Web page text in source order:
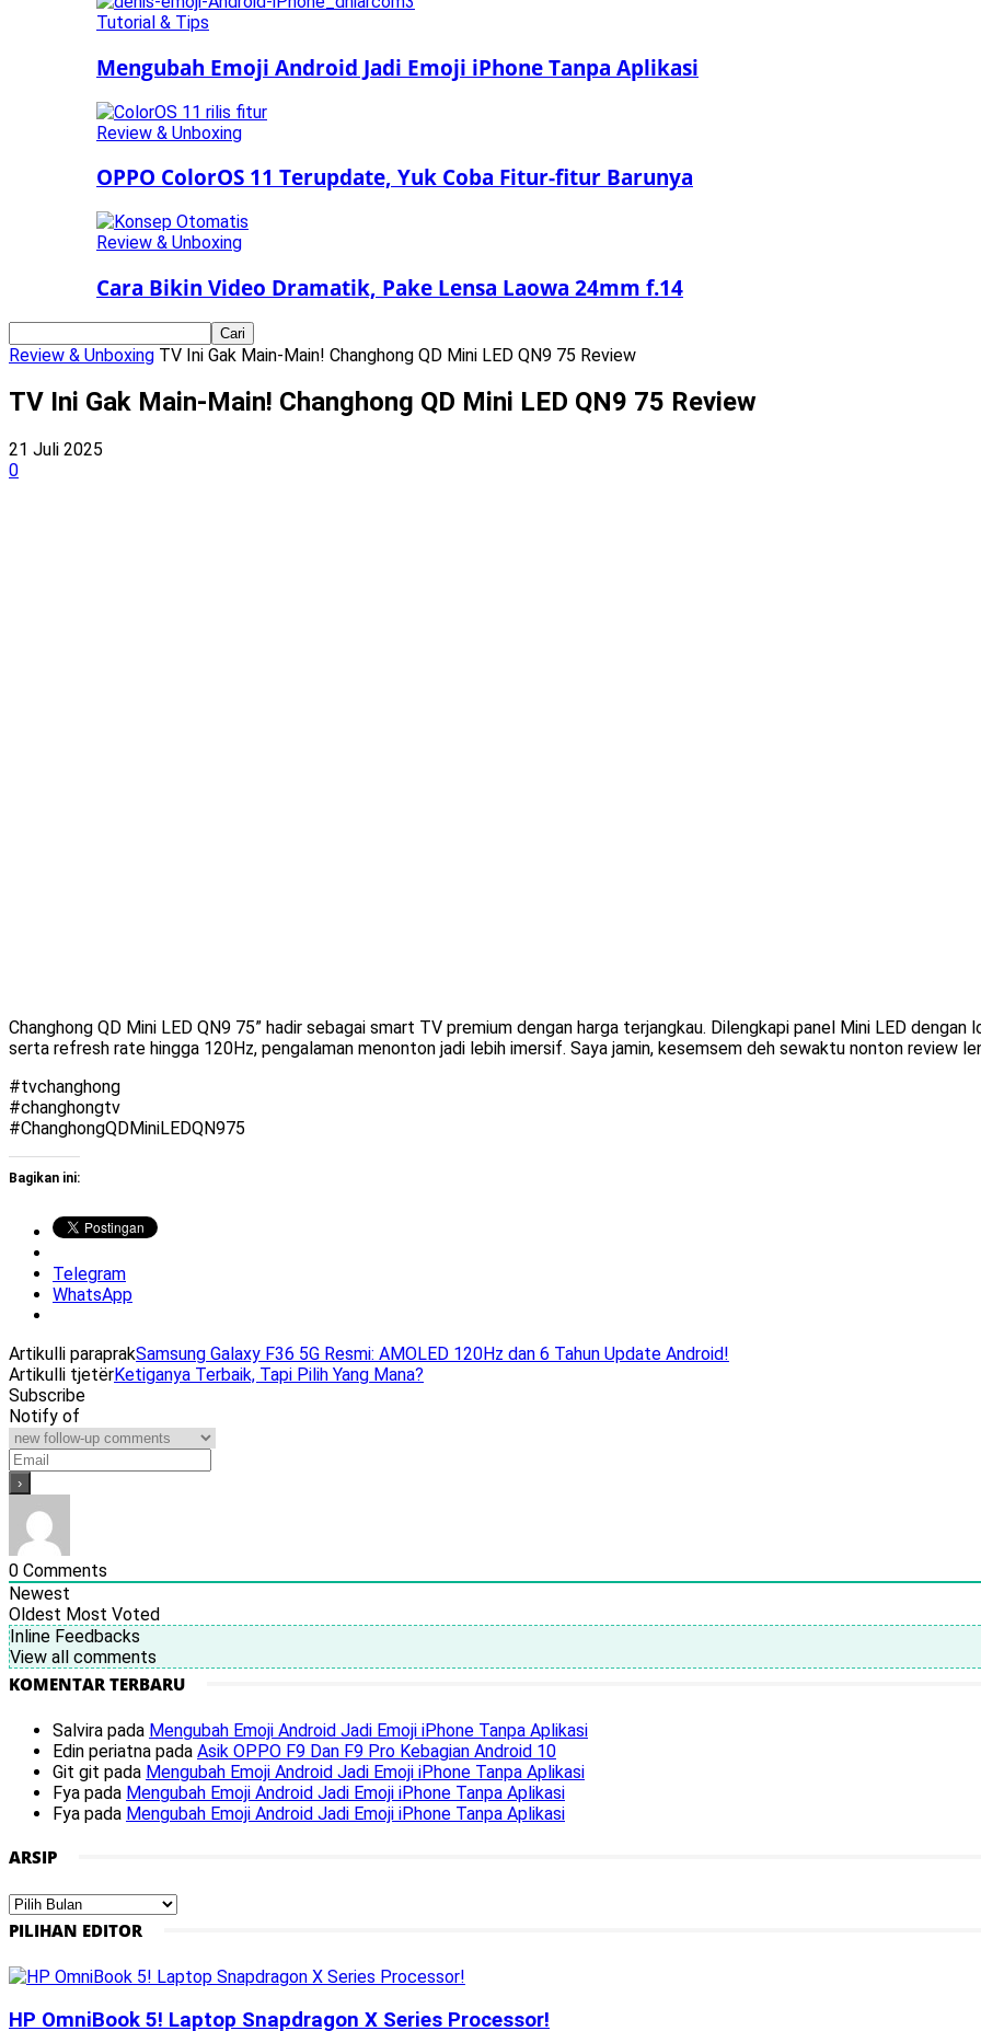
Tutorial & Tips
Mengubah Emoji Android Jadi Emoji iPhone Tanpa Aplikasi
Review & Unboxing
OPPO ColorOS 11 Terupdate, Yuk Coba Fitur-fitur Barunya
Review & Unboxing
Cara Bikin Video Dramatik, Pake Lensa Laowa 24mm f.14
Review & Unboxing TV Ini Gak Main-Main! Changhong QD Mini LED QN9 75 Review
TV Ini Gak Main-Main! Changhong QD Mini LED QN9 75 Review
21 Juli 2025
0
Changhong QD Mini LED QN9 75” hadir sebagai smart TV premium dengan harga terjangkau. Dilengkapi panel Mini LED
serta refresh rate hingga 120Hz, pengalaman menonton jadi lebih imersif. Saya jamin, kesemsem deh sewaktu nonton review
#tvchanghong
#changhongtv
#ChanghongQDMiniLEDQN975
Bagikan ini:
Telegram
WhatsApp
Artikulli paraprakSamsung Galaxy F36 5G Resmi: AMOLED 120Hz dan 6 Tahun Update Android!
Artikulli tjetërKetiganya Terbaik, Tapi Pilih Yang Mana?
Subscribe
Notify of
0 Comments
Newest
Oldest Most Voted
Inline Feedbacks
View all comments
KOMENTAR TERBARU
Salvira pada Mengubah Emoji Android Jadi Emoji iPhone Tanpa Aplikasi
Edin periatna pada Asik OPPO F9 Dan F9 Pro Kebagian Android 10
Git git pada Mengubah Emoji Android Jadi Emoji iPhone Tanpa Aplikasi
Fya pada Mengubah Emoji Android Jadi Emoji iPhone Tanpa Aplikasi
Fya pada Mengubah Emoji Android Jadi Emoji iPhone Tanpa Aplikasi
ARSIP
Arsip
PILIHAN EDITOR
HP OmniBook 5! Laptop Snapdragon X Series Processor!